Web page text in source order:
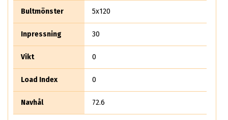
Bultmönster 5x120
Inpressning 30
Vikt 0
Load Index 0
Navhål 72.6